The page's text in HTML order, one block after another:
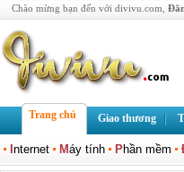
Chào mừng bạn đến với divivu.com,
Trang chủ Giao thương
nternet Máy tính Phần mềm